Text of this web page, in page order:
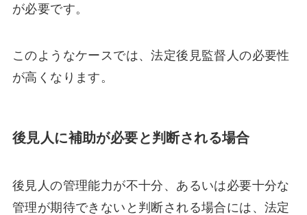
が必要です。
このようなケースでは、法定後見監督人の必要性
が高くなります。
後見人に補助が必要と判断される場合
後見人の管理能力が不十分、あるいは必要十分な
管理が期待できないと判断される場合には、法定